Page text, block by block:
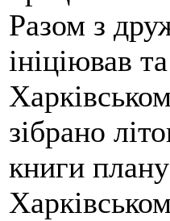
Разом з
ініціював
зібрано
книги